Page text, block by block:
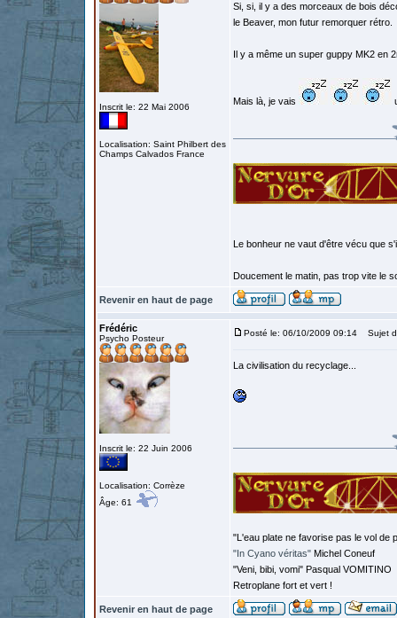
Inscrit le: 22 Mai 2006
Localisation: Saint Philbert des
Champs Calvados France
Si, si, il y a des morceaux de bois
le Beaver, mon futur remorquer rétro.
Il y a même un super guppy MK2 en
Mais là, je vais
Le bonheur ne vaut d'être vécu que
Doucement le matin, pas trop vite le
Revenir en haut de page
Frédéric
Psycho Posteur
Inscrit le: 22 Juin 2006
Localisation: Corrèze
Âge: 61
Posté le: 06/10/2009 09:14 Sujet
La civilisation du recyclage...
"L'eau plate ne favorise pas le vol de
"In Cyano véritas" Michel Coneuf
"Veni, bibi, vomi" Pasqual VOMITINO
Retroplane fort et vert !
Revenir en haut de page